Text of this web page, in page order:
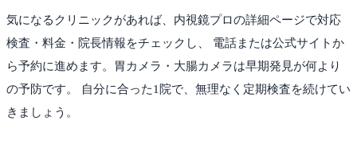
気になるクリニックがあれば、内視鏡プロの詳細ページで対応
検査・料金・院長情報をチェックし、 電話または公式サイトか
ら予約に進めます。胃カメラ・大腸カメラは早期発見が何より
の予防です。 自分に合った1院で、無理なく定期検査を続けてい
きましょう。